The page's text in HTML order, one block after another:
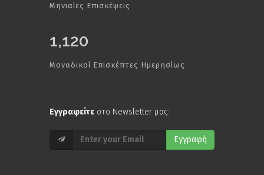
Μηνιαίες Επισκέψεις
1,120
Μοναδικοί Επισκέπτες Ημερησίως
Εγγραφείτε στο Newsletter μας:
Εγγραφή